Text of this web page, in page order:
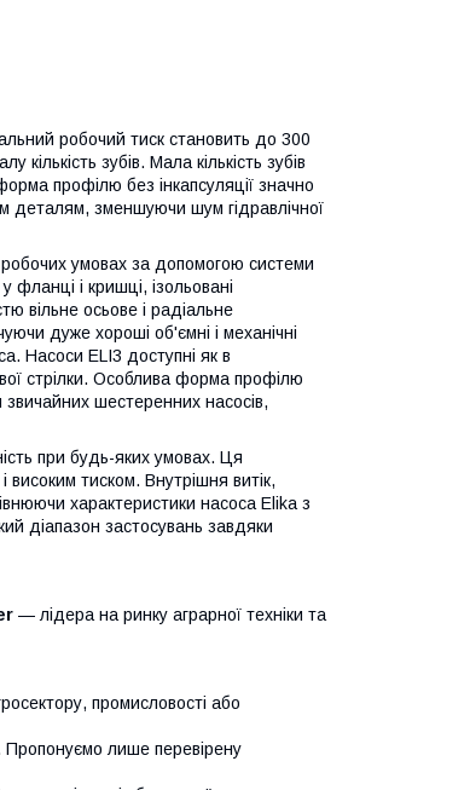
робочий тиск становить до 300
зубів. Мала кількість зубів
профілю без інкапсуляції значно
деталям, зменшуючи шум гідравлічної
робочих умовах за допомогою системи
фланці і кришці, ізольовані
вільне осьове і радіальне
дуже хороші об'ємні і механічні
Насоси ELI3 доступні як в
стрілки. Особлива форма профілю
шестеренних насосів,
при будь-яких умовах. Ця
тиском. Внутрішня витік,
характеристики насоса Elika з
діапазон застосувань завдяки
— лідера на ринку аграрної техніки та
промисловості або
Пропонуємо лише перевірену